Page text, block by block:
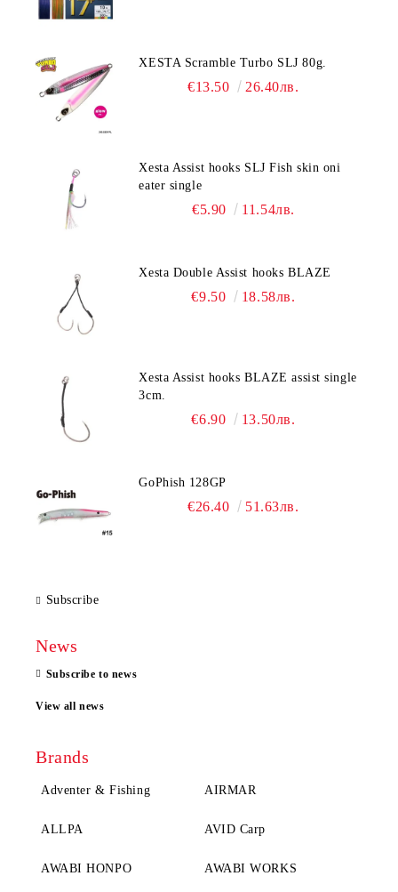
XESTA Scramble Turbo SLJ 80g.
€13.50 26.40лв.
Xesta Assist hooks SLJ Fish skin oni
eater single
€5.90 11.54лв.
Xesta Double Assist hooks BLAZE
€9.50 18.58лв.
Xesta Assist hooks BLAZE assist single
3cm.
€6.90 13.50лв.
GoPhish 128GP
€26.40 51.63лв.
Subscribe
News
Subscribe to news
View all news
Brands
Adventer & Fishing AIRMAR
ALLPA AVID Carp
AWABI HONPO AWABI WORKS